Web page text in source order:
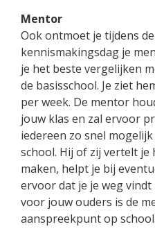
Mentor
Ook ontmoet je tijdens
kennismakingsdag je
je het beste vergelijken
de basisschool. Je ziet
per week. De mentor
jouw klas en zal ervoor
iedereen zo snel
school. Hij of zij vertelt
maken, helpt je bij
ervoor dat je je weg
voor jouw ouders is de
aanspreekpunt op school.